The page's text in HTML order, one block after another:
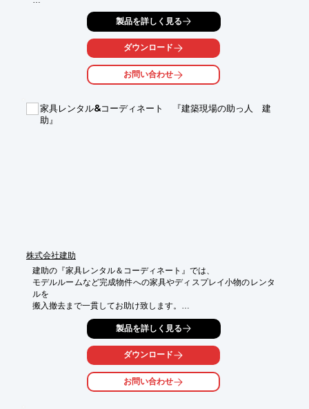
古材は全て自社で解体から釘抜き、洗浄、屋根の下での乾燥や保
一貫して行いコストの削減に取り組んでおります。
また、専任の担当者が良質な古材かどうかを丹念にチェックし
品質をお届け致します。
【事業内容】
■ 木材の製材・加工
製品を詳しく見る
ダウンロード
お問い合わせ
家具レンタル&コーディネート 『建築現場の助っ人 建
助』
株式会社建助
建助の『家具レンタル＆コーディネート』では、
モデルルームなど完成物件への家具やディスプレイ小物のレンタ
ルを
搬入撤去まで一貫してお助け致します。
建助では、多数の家具雑貨を管理しているので、お客様の欲しい
欲しいものをご提供できる体制がございます。
豊富なコーディネート実績がございますので、お客様のご要望に
空間をプロのコーディネーターが実現いたします。
製品を詳しく見る
ダウンロード
お問い合わせ